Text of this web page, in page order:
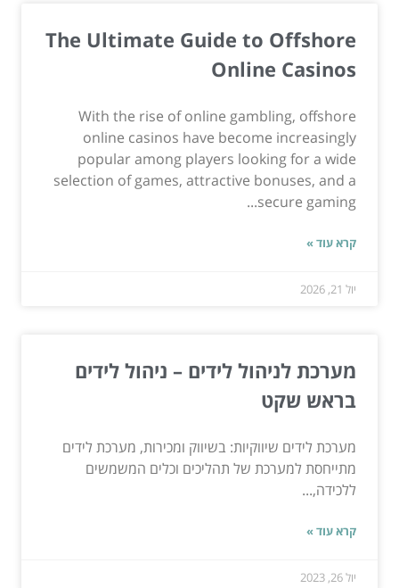
The Ultimate Guide to Offshore
Online Casinos
With the rise of online gambling, offshore
online casinos have become increasingly
popular among players looking for a wide
selection of games, attractive bonuses, and a
secure gaming...
קרא עוד »
יול 21, 2026
מערכת לניהול לידים – ניהול לידים
בראש שקט
מערכת לידים שיווקיות: בשיווק ומכירות, מערכת לידים
מתייחסת למערכת של תהליכים וכלים המשמשים
ללכידה,...
קרא עוד »
יול 26, 2023